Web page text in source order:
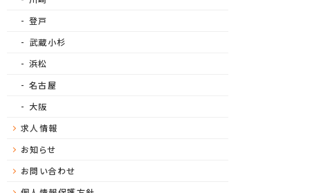
登戸
武蔵小杉
浜松
名古屋
大阪
求人情報
お知らせ
お問い合わせ